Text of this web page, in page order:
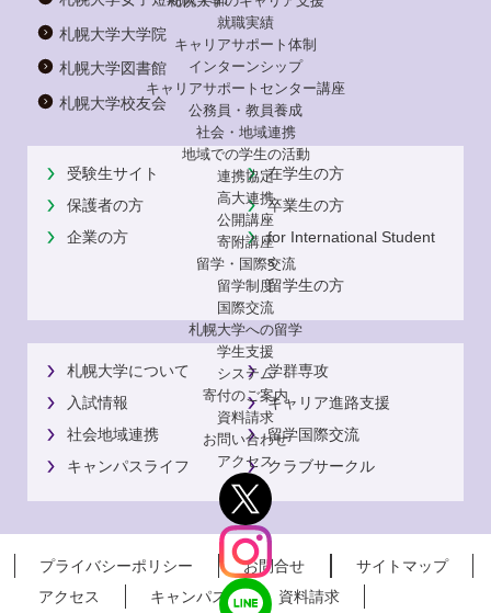
就職実績
キャリアサポート体制
インターンシップ
キャリアサポートセンター講座
公務員・教員養成
社会・地域連携
地域での学生の活動
連携協定
高大連携
公開講座
寄附講座
留学・国際交流
留学制度
国際交流
札幌大学への留学
学生支援
システム
寄付のご案内
資料請求
お問い合わせ
アクセス
札幌大学大学院
札幌大学図書館
札幌大学校友会
受験生サイト
在学生の方
保護者の方
卒業生の方
企業の方
for International Student
s
留学生の方
札幌大学について
学群専攻
入試情報
キャリア進路支援
社会地域連携
留学国際交流
キャンパスライフ
クラブサークル
プライバシーポリシー お問合せ
サイトマップ
アクセス
キャンパス 資料請求